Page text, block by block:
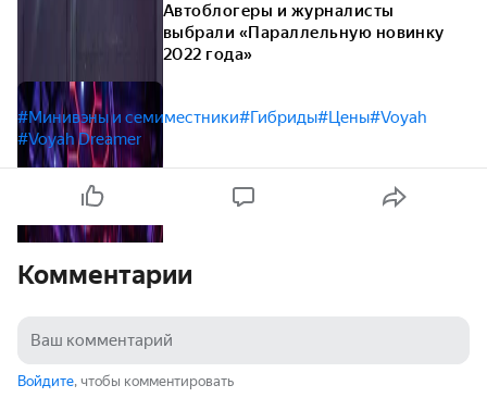
Автоблогеры и журналисты
выбрали «Параллельную новинку
2022 года»
#Минивэны и семиместники#Гибриды#Цены#Voyah
#Voyah Dreamer
Комментарии
Войдите, чтобы комментировать